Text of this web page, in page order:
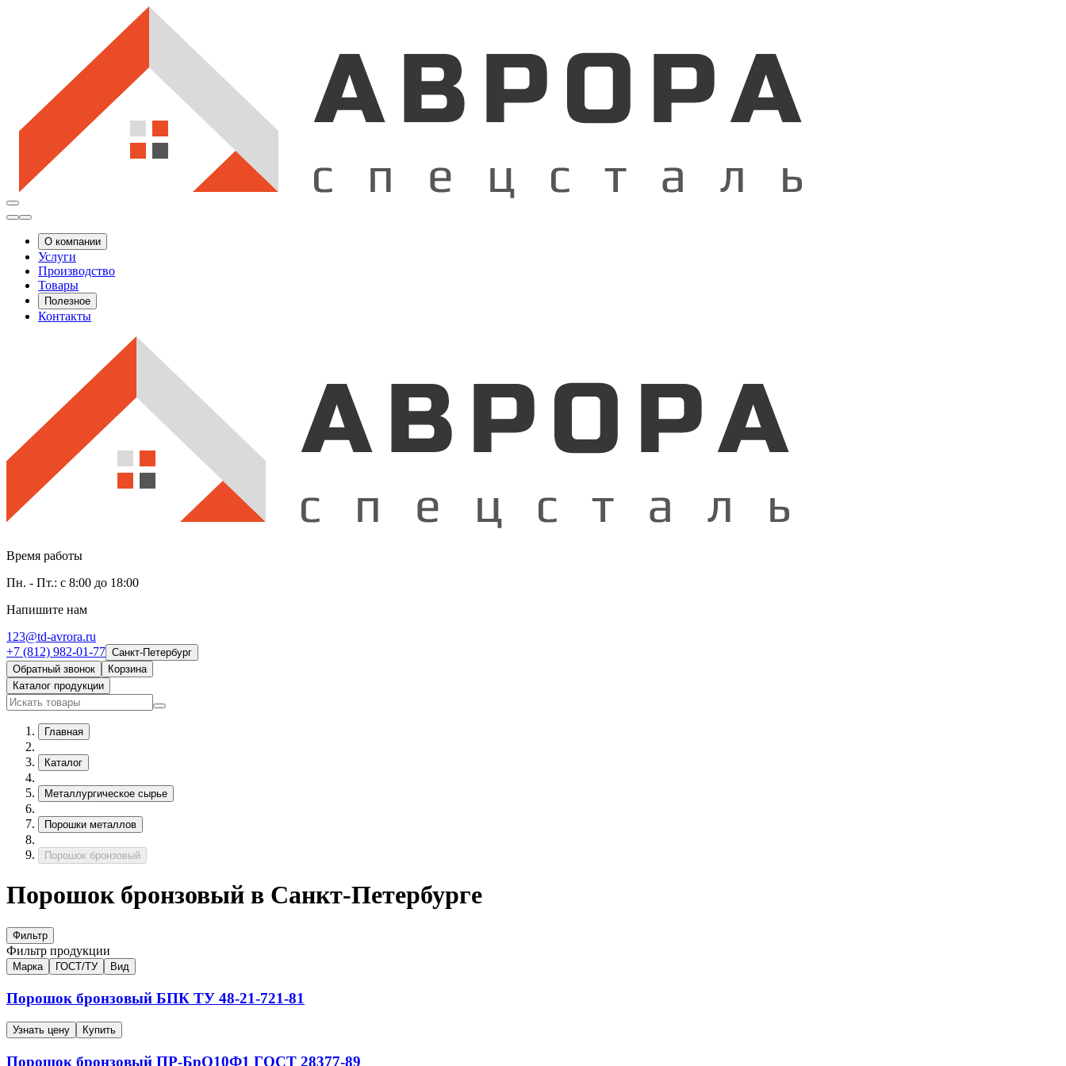
О компании
Услуги
Производство
Товары
Полезное
Контакты
Время работы
Пн. - Пт.: с 8:00 до 18:00
Напишите нам
123@td-avrora.ru
+7 (812) 982-01-77 Санкт-Петербург
Обратный звонок
Корзина
Каталог продукции
Главная
Каталог
Металлургическое сырье
Порошки металлов
Порошок бронзовый
Порошок бронзовый в Санкт-Петербурге
Фильтр
Фильтр продукции
Марка ГОСТ/ТУ Вид
Порошок бронзовый БПК ТУ 48-21-721-81
Узнать цену Купить
Порошок бронзовый ПР-БрО10Ф1 ГОСТ 28377-89